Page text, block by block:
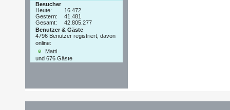
Besucher
Heute:
16.472
Gestern:
41.481
Gesamt:
42.805.277
Benutzer & Gäste
4796 Benutzer registriert, davon
online:
Matti
und 676 Gäste